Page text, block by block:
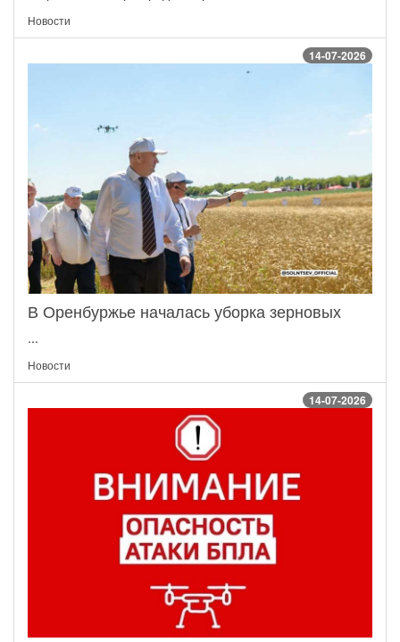
Новости
14-07-2026
В Оренбуржье началась уборка зерновых
...
Новости
14-07-2026